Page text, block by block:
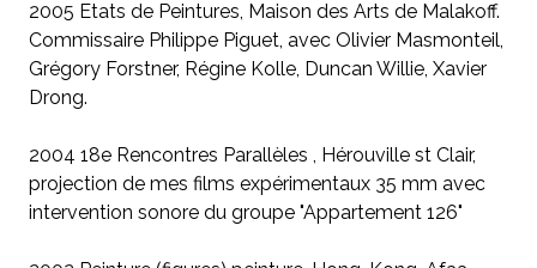
2005 Etats de Peintures, Maison des Arts de Malakoff.
Commissaire Philippe Piguet, avec Olivier Masmonteil,
Grégory Forstner, Régine Kolle, Duncan Willie, Xavier
Drong.
2004 18e Rencontres Parallèles , Hérouville st Clair,
projection de mes films expérimentaux 35 mm avec
intervention sonore du groupe "Appartement 126"